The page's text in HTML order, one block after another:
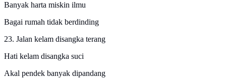
Banyak harta miskin ilmu
Bagai rumah tidak berdinding
23. Jalan kelam disangka terang
Hati kelam disangka suci
Akal pendek banyak dipandang